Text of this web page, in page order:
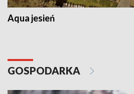
Aqua jesień
GOSPODARKA